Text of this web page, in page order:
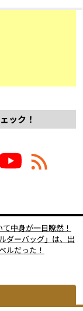
ック！
中身が一目瞭然！
ダーバッグ」は、出
ルだった！